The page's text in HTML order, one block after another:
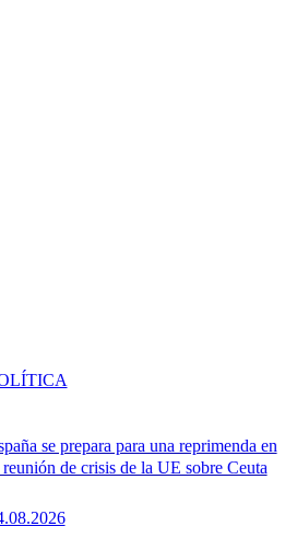
se prepara para una reprimenda en
de crisis de la UE sobre Ceuta